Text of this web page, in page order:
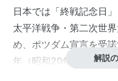
日本では「終戦記念日
太平洋戦争 ・第二次世
め、 ポツダム宣言を受
年（昭和20年）
8月15日
解説